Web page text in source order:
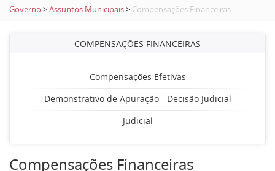
Governo >Assuntos Municipais> Compensações Financeiras
COMPENSAÇÕES FINANCEIRAS
Compensações Efetivas
Demonstrativo de Apuração - Decisão Judicial
Judicial
Compensações Financeiras